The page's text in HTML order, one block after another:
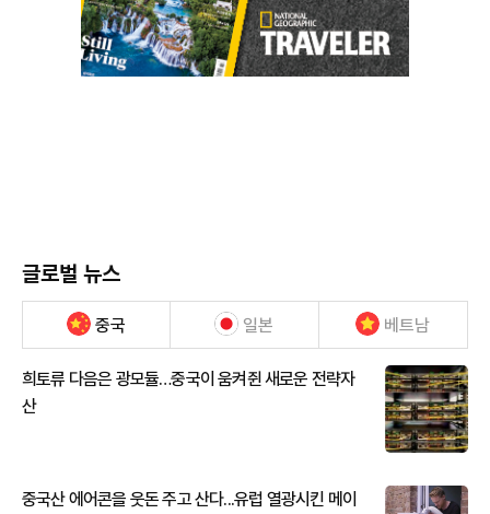
글로벌 뉴스
중국 일본 베트남
희토류 다음은 광모듈…중국이 움켜쥔 새로운 전략자
산
중국산 에어콘을 웃돈 주고 산다...유럽 열광시킨 메이